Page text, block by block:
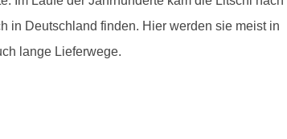
in Deutschland finden. Hier werden sie meist in
lange Lieferwege.